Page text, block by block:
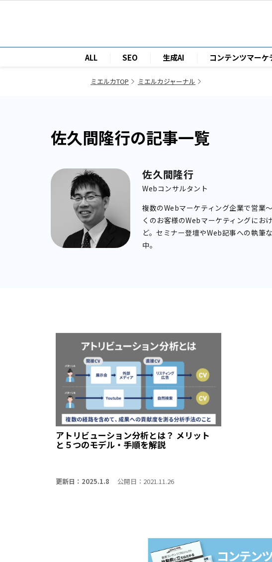
ALL SEO 生成AI コンテンツマーケ
ミエルカTOP ミエルカジャーナル
佐久間隆行の記事一覧
佐久間隆行
Webコンサルタント
複数のWebマーケティング企業で営業
くのお客様のWebマーケティングにお
ど。セミナー登壇やWeb記事への執筆
中。
アトリビューション分析とは？ メリット
と５つのモデル・手順を解説
更新日：2025.1.8 公開日：2021.11.26